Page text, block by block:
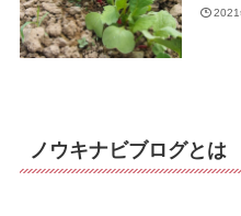
2021
ノウキナビブログとは